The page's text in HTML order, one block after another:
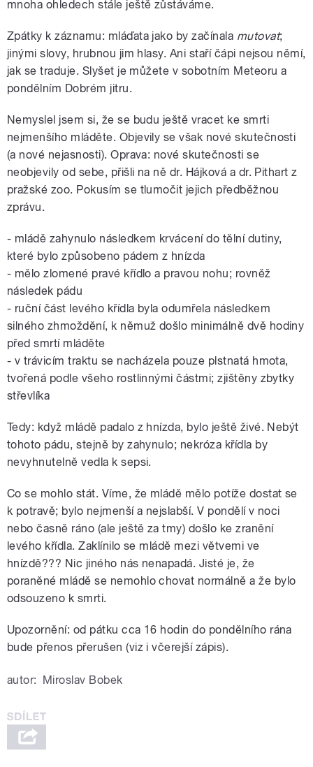
mnoha ohledech stále ještě zůstáváme.
Zpátky k záznamu: mláďata jako by začínala mutovat;
jinými slovy, hrubnou jim hlasy. Ani staří čápi nejsou němí,
jak se traduje. Slyšet je můžete v sobotním Meteoru a
pondělním Dobrém jitru.
Nemyslel jsem si, že se budu ještě vracet ke smrti
nejmenšího mláděte. Objevily se však nové skutečnosti
(a nové nejasnosti). Oprava: nové skutečnosti se
neobjevily od sebe, přišli na ně dr. Hájková a dr. Pithart z
pražské zoo. Pokusím se tlumočit jejich předběžnou
zprávu.
- mládě zahynulo následkem krvácení do tělní dutiny,
které bylo způsobeno pádem z hnízda
- mělo zlomené pravé křídlo a pravou nohu; rovněž
následek pádu
- ruční část levého křídla byla odumřela následkem
silného zhmoždění, k němuž došlo minimálně dvě hodiny
před smrtí mláděte
- v trávicím traktu se nacházela pouze plstnatá hmota,
tvořená podle všeho rostlinnými částmi; zjištěny zbytky
střevlíka
Tedy: když mládě padalo z hnízda, bylo ještě živé. Nebýt
tohoto pádu, stejně by zahynulo; nekróza křídla by
nevyhnutelně vedla k sepsi.
Co se mohlo stát. Víme, že mládě mělo potíže dostat se
k potravě; bylo nejmenší a nejslabší. V pondělí v noci
nebo časně ráno (ale ještě za tmy) došlo ke zranění
levého křídla. Zaklínilo se mládě mezi větvemi ve
hnízdě??? Nic jiného nás nenapadá. Jisté je, že
poraněné mládě se nemohlo chovat normálně a že bylo
odsouzeno k smrti.
Upozornění: od pátku cca 16 hodin do pondělního rána
bude přenos přerušen (viz i včerejší zápis).
autor: Miroslav Bobek